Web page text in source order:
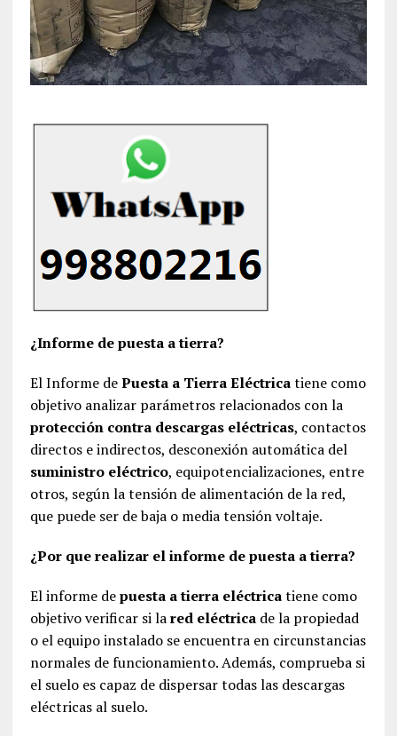
¿Informe de puesta a tierra?
El Informe dePuesta a Tierra Eléctricatiene como
objetivo analizar parámetros relacionados con la
protección contra descargas eléctricas, contactos
directos e indirectos, desconexión automática del
suministro eléctrico, equipotencializaciones, entre
otros, según la tensión de alimentación de la red,
que puede ser de baja o media tensión voltaje.
¿Por que realizar el informe de puesta a tierra?
El informe depuesta a tierra eléctricatiene como
objetivo verificar si lared eléctricade la propiedad
o el equipo instalado se encuentra en circunstancias
normales de funcionamiento. Además, comprueba si
el suelo es capaz de dispersar todas las descargas
eléctricas al suelo.